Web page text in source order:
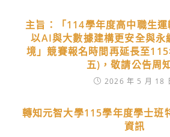
主旨：「114學年度高中職生
以AI與大數據建構更安全與永
境」競賽報名時間再延長至
五)，敬請公告周
2026 年 5 月 18
轉知元智大學115學年度學士班
資訊